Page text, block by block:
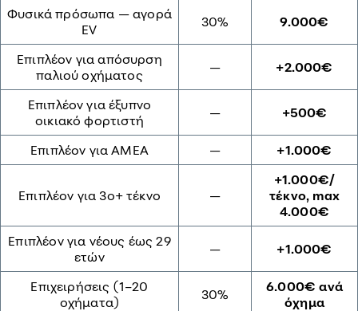
Φυσικά πρόσωπα — αγορά
EV
30% 9.000€
Επιπλέον για απόσυρση
παλιού οχήματος
— +2.000€
Επιπλέον για έξυπνο
οικιακό φορτιστή
— +500€
Επιπλέον για ΑΜΕΑ — +1.000€
Επιπλέον για 3ο+ τέκνο —
+1.000€/
τέκνο, max
4.000€
Επιπλέον για νέους έως 29
ετών
— +1.000€
Επιχειρήσεις (1–20
οχήματα)
30%
6.000€ ανά
όχημα